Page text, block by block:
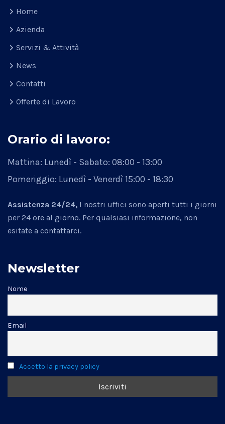
Home
Azienda
Servizi & Attività
News
Contatti
Offerte di Lavoro
Orario di lavoro:
Mattina: Lunedì - Sabato: 08:00 - 13:00
Pomeriggio: Lunedì - Venerdì15:00 - 18:30
Assistenza 24/24, I nostri uffici sono aperti tutti i giorni
per 24 ore al giorno. Per qualsiasi informazione, non
esitate a contattarci.
Newsletter
Nome
Email
Accetto la privacy policy